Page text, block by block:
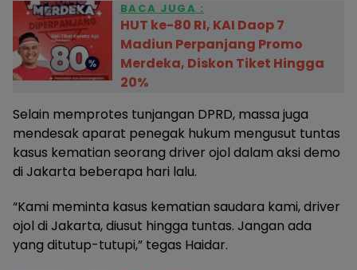
BACA JUGA :
HUT ke-80 RI, KAI Daop 7
Madiun Perpanjang Promo
Merdeka, Diskon Tiket Hingga
20%
Selain memprotes tunjangan DPRD, massa juga
mendesak aparat penegak hukum mengusut tuntas
kasus kematian seorang driver ojol dalam aksi demo
di Jakarta beberapa hari lalu.
“Kami meminta kasus kematian saudara kami, driver
ojol di Jakarta, diusut hingga tuntas. Jangan ada
yang ditutup-tutupi,” tegas Haidar.